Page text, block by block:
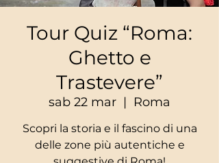
Tour Quiz “Roma:
Ghetto e
Trastevere”
sab 22 mar
  |
Roma
Scopri la storia e il fascino di una
delle zone più autentiche e